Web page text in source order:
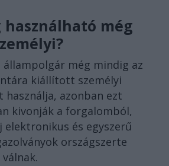
használható még
állampolgár még mindig az
kiállított személyi
használja, azonban ezt
kivonják a forgalomból,
elektronikus és egyszerű
országszerte